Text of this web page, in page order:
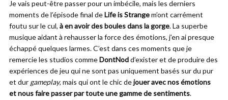
Je vais peut-être passer pour un imbécile, mais les derniers
moments de l’épisode final deLife is Strangem’ont carrément
foutu sur le cul, à en avoir des boules dans la gorge. La superbe
musique aidant à rehausser la force des émotions, j’en ai presque
échappé quelques larmes. C’est dans ces moments que je
remercie les studios commeDontNodd’exister et de produire des
expériences de jeu qui ne sont pas uniquement basés sur du pur
et dur gameplay, mais qui ont le chic dejouer avec nos émotions
et nous faire passer par toute une gamme de sentiments.